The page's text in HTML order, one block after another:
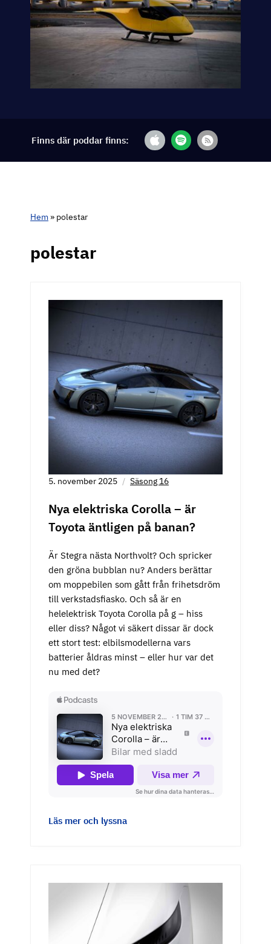
Finns där poddar finns:
Hem» polestar
polestar
5. november 2025 Säsong 16
Nya elektriska Corolla – är
Toyota äntligen på banan?
Är Stegra nästa Northvolt? Och spricker
den gröna bubblan nu? Anders berättar
om moppebilen som gått från frihetsdröm
till verkstadsfiasko. Och så är en
helelektrisk Toyota Corolla på g – hiss
eller diss? Något vi säkert dissar är dock
ett stort test: elbilsmodellerna vars
batterier åldras minst – eller hur var det
nu med det?
Läs mer och lyssna